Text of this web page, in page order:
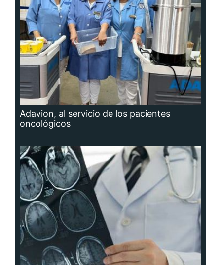
Adavion, al servicio de los pacientes
oncológicos